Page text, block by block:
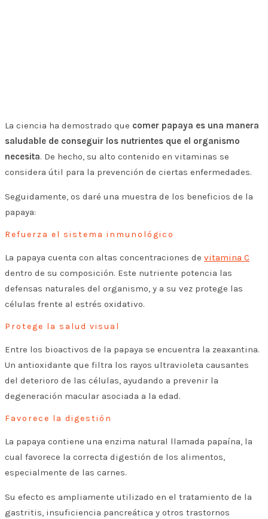
La ciencia ha demostrado que comer papaya es una manera
saludable de conseguir los nutrientes que el organismo
necesita. De hecho, su alto contenido en vitaminas se
considera útil para la prevención de ciertas enfermedades.
Seguidamente, os daré una muestra de los beneficios de la
papaya:
Refuerza el sistema inmunológico
La papaya cuenta con altas concentraciones de vitamina C
dentro de su composición. Este nutriente potencia las
defensas naturales del organismo, y a su vez protege las
células frente al estrés oxidativo.
Protege la salud visual
Entre los bioactivos de la papaya se encuentra la zeaxantina.
Un antioxidante que filtra los rayos ultravioleta causantes
del deterioro de las células, ayudando a prevenir la
degeneración macular asociada a la edad.
Favorece la digestión
La papaya contiene una enzima natural llamada papaína, la
cual favorece la correcta digestión de los alimentos,
especialmente de las carnes.
Su efecto es ampliamente utilizado en el tratamiento de la
gastritis, insuficiencia pancreática y otros trastornos